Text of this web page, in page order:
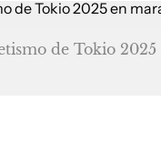
de Tokio